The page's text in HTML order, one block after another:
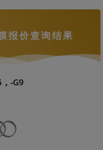
报价查询结果
-G9